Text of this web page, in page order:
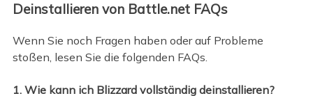
Deinstallieren von Battle.net FAQs
Wenn Sie noch Fragen haben oder auf Probleme
stoßen, lesen Sie die folgenden FAQs.
1. Wie kann ich Blizzard vollständig deinstallieren?